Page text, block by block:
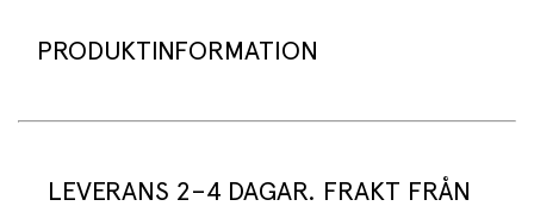
PRODUKTINFORMATION
detta underbara spälskydd från Oliver Furnitures "Dear
LEVERANS 2–4 DAGAR. FRAKT FRÅN